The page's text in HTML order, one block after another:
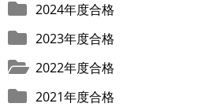
2024年度合格
2023年度合格
2022年度合格
2021年度合格